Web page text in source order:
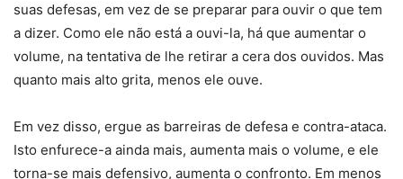
suas defesas, em vez de se preparar para ouvir o que tem
a dizer. Como ele não está a ouvi-la, há que aumentar o
volume, na tentativa de lhe retirar a cera dos ouvidos. Mas
quanto mais alto grita, menos ele ouve.
Em vez disso, ergue as barreiras de defesa e contra-ataca.
Isto enfurece-a ainda mais, aumenta mais o volume, e ele
torna-se mais defensivo, aumenta o confronto. Em menos